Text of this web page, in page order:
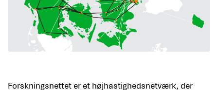
Forskningsnettet er et højhastighedsnetværk, der